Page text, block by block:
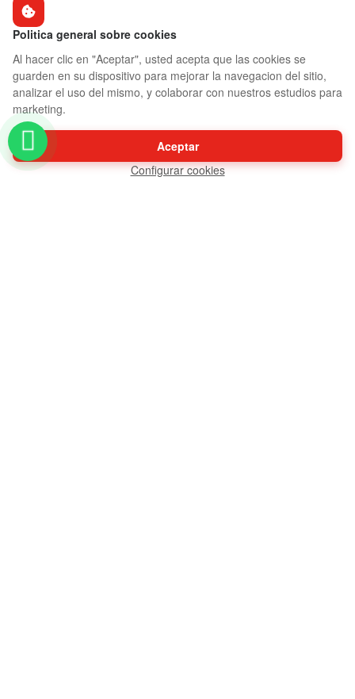
Politica general sobre cookies
Al hacer clic en "Aceptar", usted acepta que las cookies se
guarden en su dispositivo para mejorar la navegacion del sitio,
analizar el uso del mismo, y colaborar con nuestros estudios para
marketing.
Aceptar
Configurar cookies